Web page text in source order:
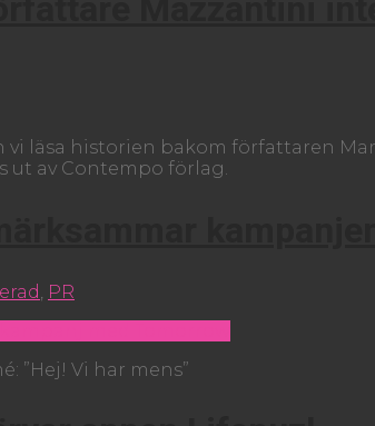
vi läsa historien bakom författaren
ut av Contempo förlag.
PR
”Hej! Vi har mens”